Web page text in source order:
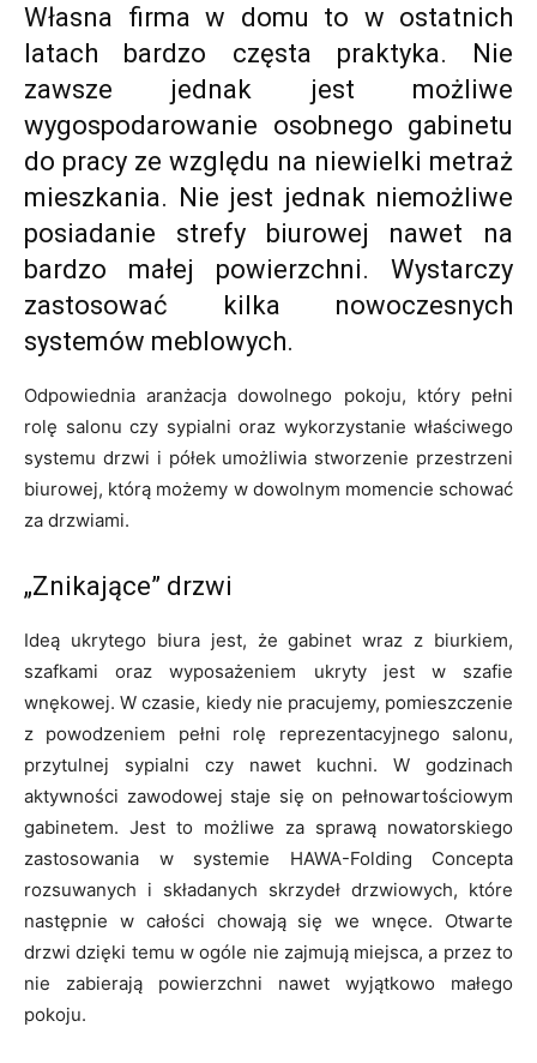
Własna firma w domu to w ostatnich
latach bardzo częsta praktyka. Nie
zawsze jednak jest możliwe
wygospodarowanie osobnego gabinetu
do pracy ze względu na niewielki metraż
mieszkania. Nie jest jednak niemożliwe
posiadanie strefy biurowej nawet na
bardzo małej powierzchni. Wystarczy
zastosować kilka nowoczesnych
systemów meblowych.
Odpowiednia aranżacja dowolnego pokoju, który pełni
rolę salonu czy sypialni oraz wykorzystanie właściwego
systemu drzwi i półek umożliwia stworzenie przestrzeni
biurowej, którą możemy w dowolnym momencie schować
za drzwiami.
„Znikające” drzwi
Ideą ukrytego biura jest, że gabinet wraz z biurkiem,
szafkami oraz wyposażeniem ukryty jest w szafie
wnękowej. W czasie, kiedy nie pracujemy, pomieszczenie
z powodzeniem pełni rolę reprezentacyjnego salonu,
przytulnej sypialni czy nawet kuchni. W godzinach
aktywności zawodowej staje się on pełnowartościowym
gabinetem. Jest to możliwe za sprawą nowatorskiego
zastosowania w systemie HAWA-Folding Concepta
rozsuwanych i składanych skrzydeł drzwiowych, które
następnie w całości chowają się we wnęce. Otwarte
drzwi dzięki temu w ogóle nie zajmują miejsca, a przez to
nie zabierają powierzchni nawet wyjątkowo małego
pokoju.